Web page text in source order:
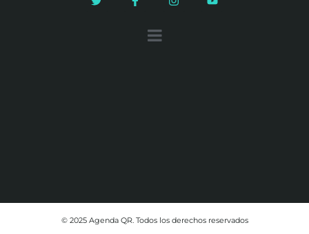
© 2025 Agenda QR. Todos los derechos reservados